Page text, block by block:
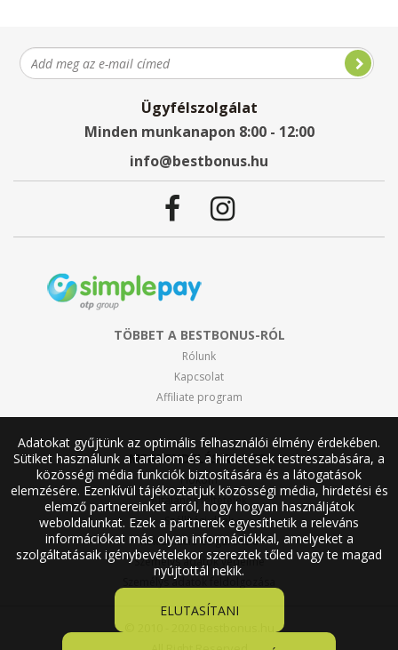
Adatokat gyűjtünk az optimális felhasználói élmény érdekében.
Sütiket használunk a tartalom és a hirdetések testreszabására, a
közösségi média funkciók biztosítására és a látogatások
elemzésére. Ezenkívül tájékoztatjuk közösségi média, hirdetési és
elemző partnereinket arról, hogy hogyan használjátok
weboldalunkat. Ezek a partnerek egyesíthetik a releváns
információkat más olyan információkkal, amelyeket a
szolgáltatásaik igénybevételekor szereztek tőled vagy te magad
nyújtottál nekik.
ELUTASÍTANI
Ügyfélszolgálat
Minden munkanapon 8:00 - 12:00
info@bestbonus.hu
TÖBBET A BESTBONUS-RÓL
Rólunk
Kapcsolat
Affiliate program
MEGRENDELÉS ADATAI
Fiókom
Általános feltételek
Szállítási díjak
Reklamáció és garancia
Személys adatok védelme
Személys adatok feldolgozása